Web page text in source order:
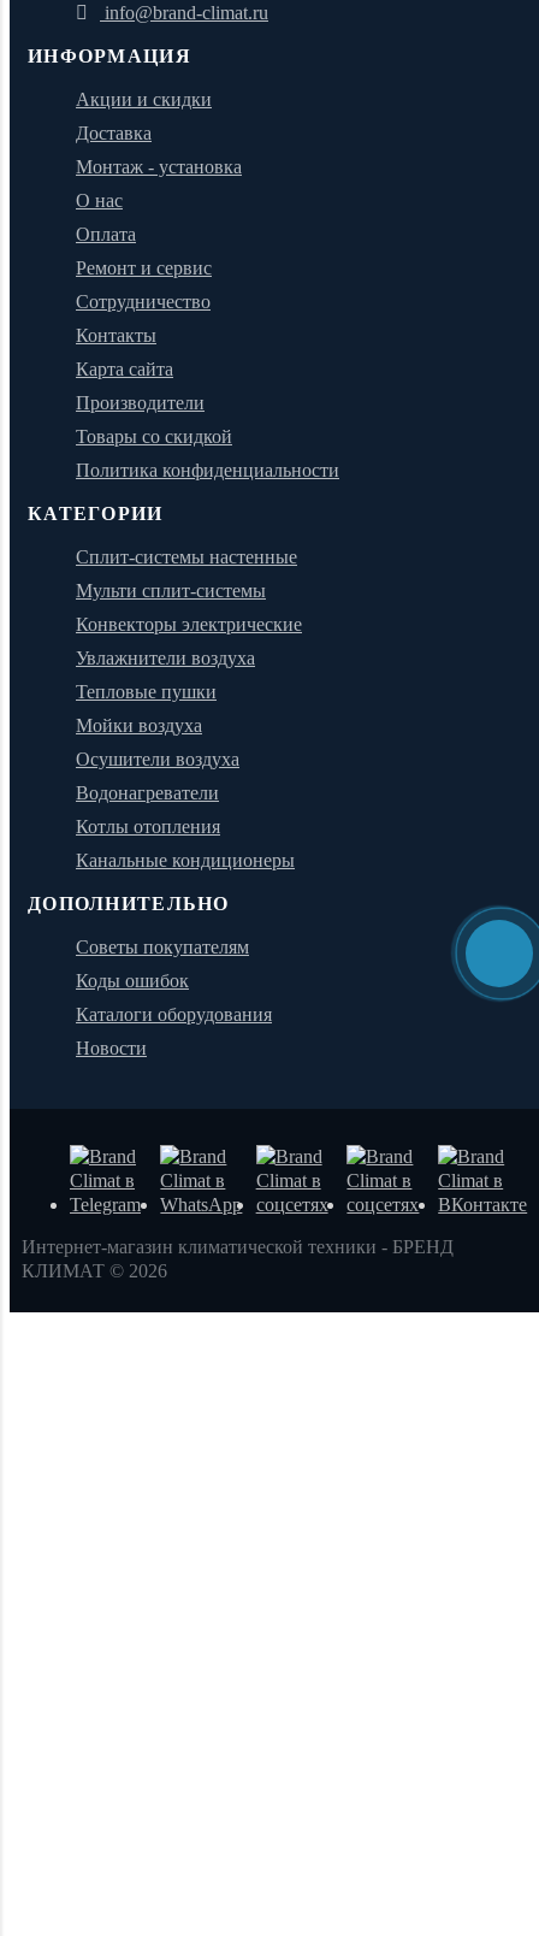
info@brand-climat.ru
ИНФОРМАЦИЯ
Акции и скидки
Доставка
Монтаж - установка
О нас
Оплата
Ремонт и сервис
Сотрудничество
Контакты
Карта сайта
Производители
Товары со скидкой
Политика конфиденциальности
КАТЕГОРИИ
Сплит-системы настенные
Мульти сплит-системы
Конвекторы электрические
Увлажнители воздуха
Тепловые пушки
Мойки воздуха
Осушители воздуха
Водонагреватели
Котлы отопления
Канальные кондиционеры
ДОПОЛНИТЕЛЬНО
Советы покупателям
Коды ошибок
Каталоги оборудования
Новости
Интернет-магазин климатической техники - БРЕНД
КЛИМАТ © 2026